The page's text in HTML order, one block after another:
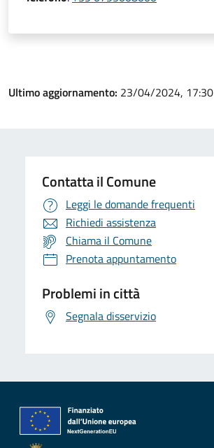
Ultimo aggiornamento: 23/04/2024, 17:30
Contatta il Comune
Leggi le domande frequenti
Richiedi assistenza
Chiama il Comune
Prenota appuntamento
Problemi in città
Segnala disservizio